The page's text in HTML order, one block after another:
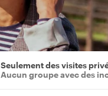
Seulement des visites
Aucun groupe avec des